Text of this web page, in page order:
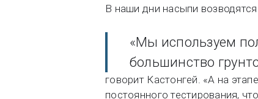
В наши дни насыпи
«Мы используем
большинство
говорит Кастонгей. «А на
постоянного тестирования,